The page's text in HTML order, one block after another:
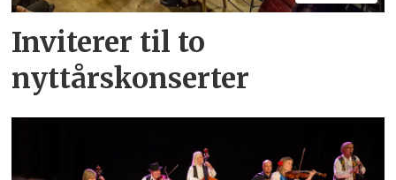
Inviterer til to
nyttårskonserter